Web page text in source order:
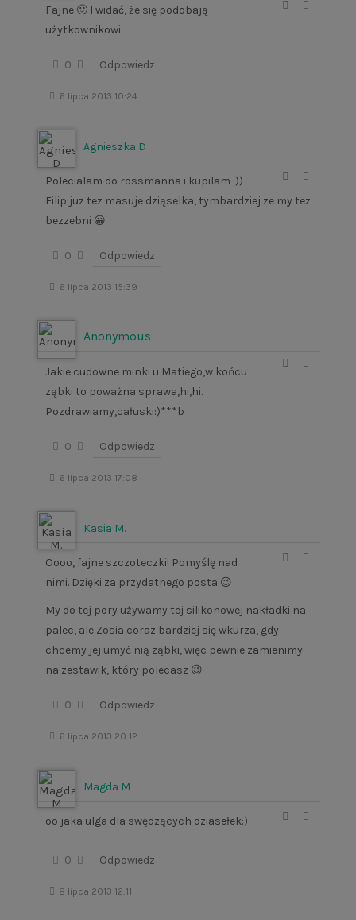
Fajne 🙂 I widać, że się podobają
użytkownikowi.
0 Odpowiedz
6 lipca 2013 10:24
Agnieszka D
Polecialam do rossmanna i kupilam :))
Filip juz tez masuje dziąselka, tymbardziej ze my tez
bezzebni 😀
0 Odpowiedz
6 lipca 2013 15:39
Anonymous
Jakie cudowne minki u Matiego,w końcu
ząbki to poważna sprawa,hi,hi.
Pozdrawiamy,całuski:)***b
0 Odpowiedz
6 lipca 2013 17:08
Kasia M.
Oooo, fajne szczoteczki! Pomyślę nad
nimi. Dzięki za przydatnego posta 😉
My do tej pory używamy tej silikonowej nakładki na
palec, ale Zosia coraz bardziej się wkurza, gdy
chcemy jej umyć nią ząbki, więc pewnie zamienimy
na zestawik, który polecasz 😉
0 Odpowiedz
6 lipca 2013 20:12
Magda M
oo jaka ulga dla swędzących dziasełek:)
0 Odpowiedz
8 lipca 2013 12:11